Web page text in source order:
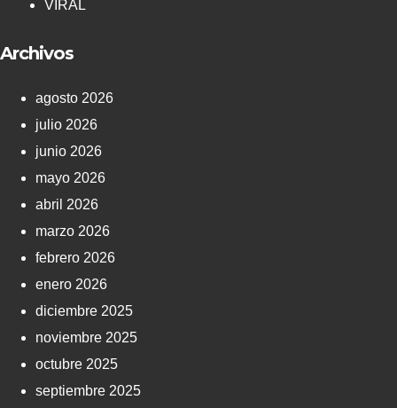
VIRAL
Archivos
agosto 2026
julio 2026
junio 2026
mayo 2026
abril 2026
marzo 2026
febrero 2026
enero 2026
diciembre 2025
noviembre 2025
octubre 2025
septiembre 2025